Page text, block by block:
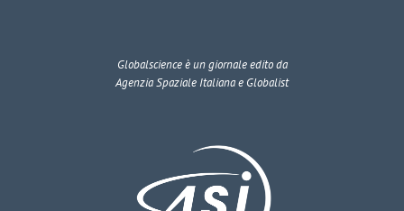
Globalscienceè un giornale edito da
Agenzia Spaziale Italiana e Globalist